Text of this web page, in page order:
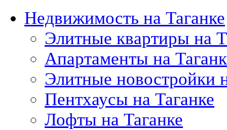
Недвижимость на Таганке
Элитные квартиры на
Апартаменты на
Элитные новостройки
Пентхаусы на Таганке
Лофты на Таганке